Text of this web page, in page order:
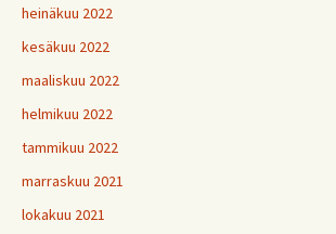
heinäkuu 2022
kesäkuu 2022
maaliskuu 2022
helmikuu 2022
tammikuu 2022
marraskuu 2021
lokakuu 2021